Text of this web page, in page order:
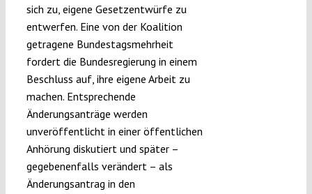
sich zu, eigene Gesetzentwürfe zu
entwerfen. Eine von der Koalition
getragene Bundestagsmehrheit
fordert die Bundesregierung in einem
Beschluss auf, ihre eigene Arbeit zu
machen. Entsprechende
Änderungsanträge werden
unveröffentlicht in einer öffentlichen
Anhörung diskutiert und später –
gegebenenfalls verändert – als
Änderungsantrag in den